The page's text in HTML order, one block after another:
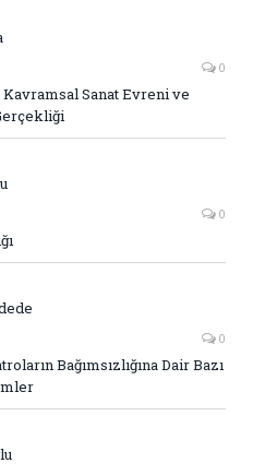
0
Kavramsal Sanat Evreni ve
0
0
Bağımsızlığına Dair Bazı